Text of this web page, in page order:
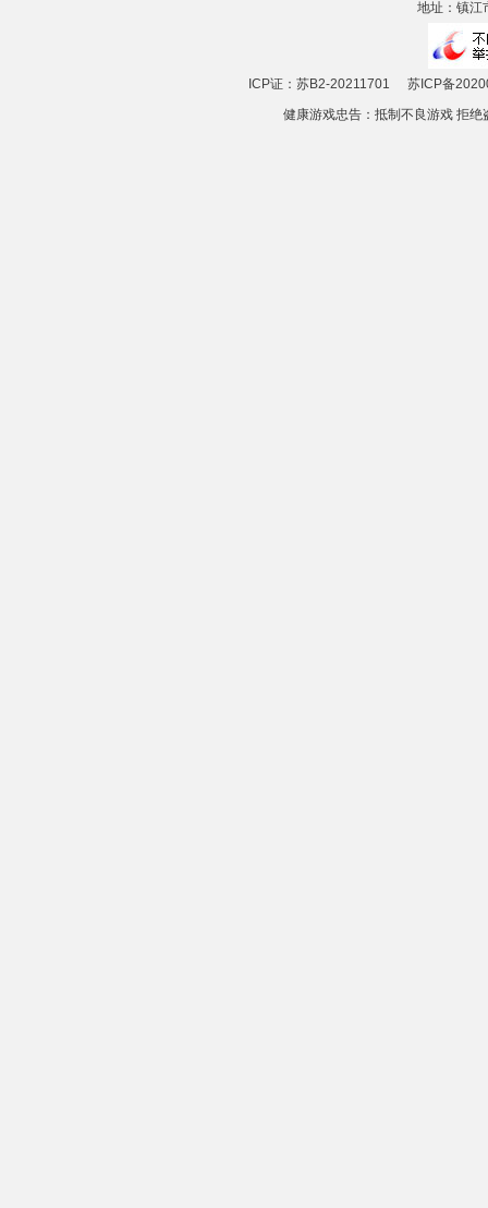
地址：镇江
ICP证：苏B2-20211701
苏ICP备
健康游戏忠告：抵制不良游戏 拒